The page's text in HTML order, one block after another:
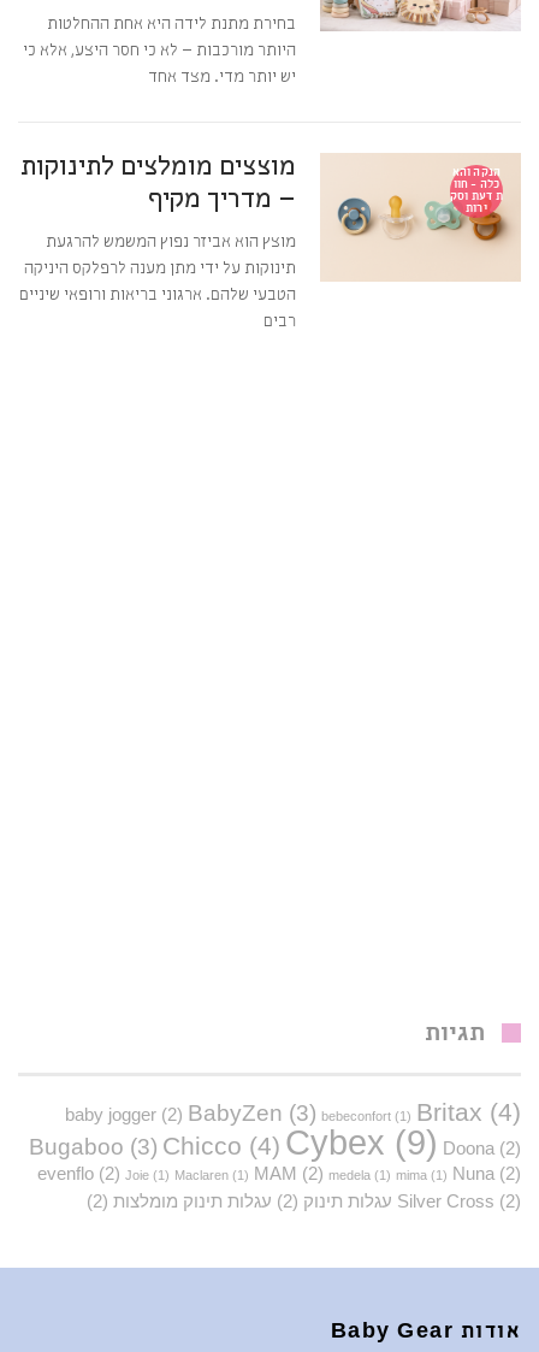
בחירת מתנת לידה היא אחת ההחלטות
היותר מורכבות – לא כי חסר היצע, אלא כי
יש יותר מדי. מצד אחד
הנקה והא
כלה - חוו
ת דעת וסק
ירות
מוצצים מומלצים לתינוקות
– מדריך מקיף
מוצץ הוא אביזר נפוץ המשמש להרגעת
תינוקות על ידי מתן מענה לרפלקס היניקה
הטבעי שלהם. ארגוני בריאות ורופאי שיניים
רבים
תגיות
baby jogger (2) BabyZen (3) bebeconfort (1) Britax (4)
Bugaboo (3) Chicco (4) Cybex (9) Doona (2)
evenflo (2) Joie (1) Maclaren (1) MAM (2) medela (1) mima (1) Nuna (2)
Silver Cross (2) עגלות תינוק (2) עגלות תינוק מומלצות (2)
אודות Baby Gear